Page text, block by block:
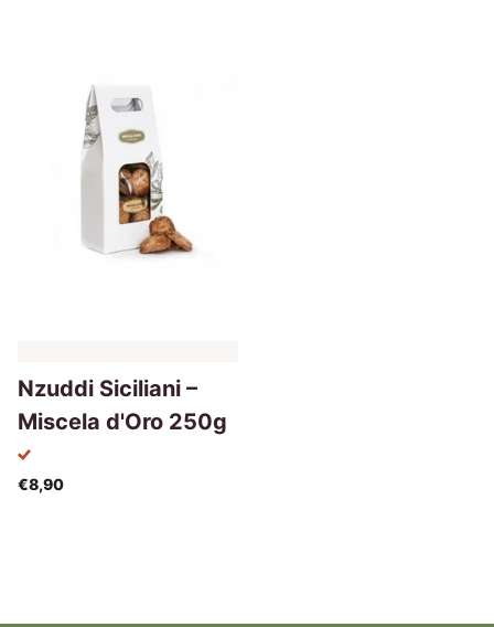
Nzuddi Siciliani –
Miscela d'Oro 250g
€8,90